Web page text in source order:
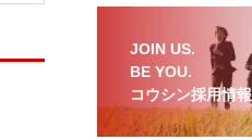
JOIN US.
BE YOU.
コウシン採用情報